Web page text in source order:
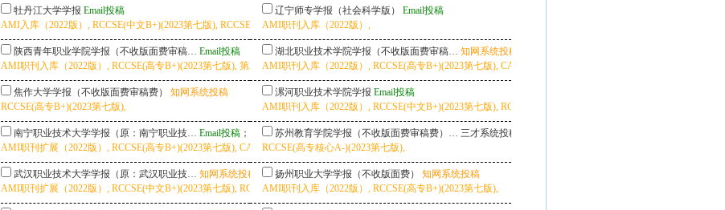
牡丹江大学学报 Email投稿
AMI入库（2022版）, RCCSE(中文B+)(2023第七版), RCCSE(高专核心A)(2023第七版),
辽宁师专学报（社会科学版）
Email投稿
AMI职刊入库（2022版）,
陕西青年职业学院学报（不收版面费审稿… Email投稿
AMI职刊入库（2022版）, RCCSE(高专B+)(2023第七版), 第二批认定学术期刊,
湖北职业技术学院学报（不收版面费审稿… 知网系统投稿
AMI职刊入库（2022版）, RCCSE(高专B+)(2023第七版), CACJ-核心（武大应用型评价专科学报类2025版）,
焦作大学学报（不收版面费审稿费）
知网系统投稿
RCCSE(高专B+)(2023第七版),
漯河职业技术学院学报 Email投稿
AMI职刊入库（2022版）, RCCSE(中文B+)(2023第七版), RCCSE(高专核心A-)(2023第七版), CACJ-核心（武
南宁职业技术大学学报（原：南宁职业技… Email投稿 ；
知网系统投稿
AMI职刊扩展（2022版）, RCCSE(高专B+)(2023第七版), CACJ-权威（武大应用型评价专科学报类2025版）,
苏州教育学院学报（不收版面费审稿费）… 三才系统投稿
RCCSE(高专核心A-)(2023第七版),
武汉职业技术大学学报（原：武汉职业技… 知网系统投稿
AMI职刊扩展（2022版）, RCCSE(中文B+)(2023第七版), RCCSE(高专核心A)(2023第七版), CACJ-核心（武大应用型评价专科学报类2025版）,
扬州职业大学学报（不收版面费）
知网系统投稿
AMI职刊入库（2022版）, RCCSE(高专B+)(2023第七版),